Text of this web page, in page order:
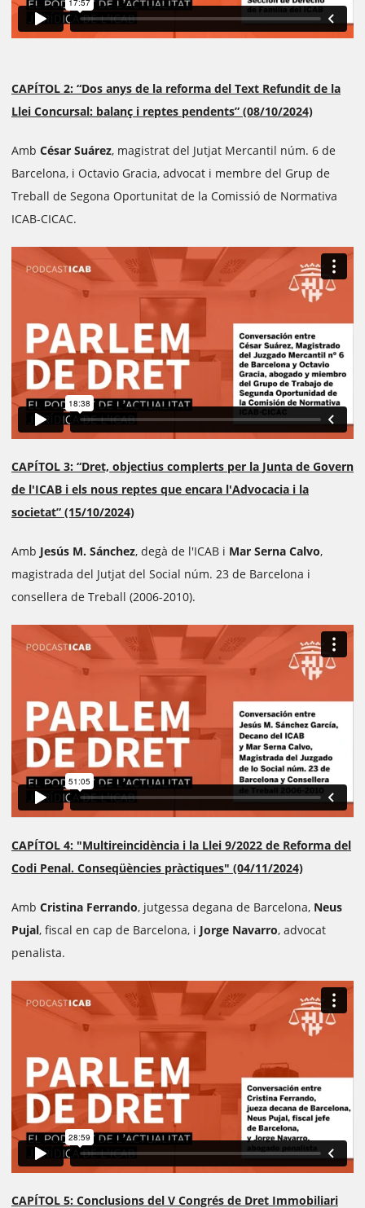
CAPÍTOL 2: “Dos anys de la reforma del Text Refundit de la
Llei Concursal: balanç i reptes pendents” (08/10/2024)
Amb César Suárez, magistrat del Jutjat Mercantil núm. 6 de
Barcelona, ​​i Octavio Gracia, advocat i membre del Grup de
Treball de Segona Oportunitat de la Comissió de Normativa
ICAB-CICAC.
CAPÍTOL 3: “Dret, objectius complerts per la Junta de Govern
de l'ICAB i els nous reptes que encara l'Advocacia i la
societat” (15/10/2024)
Amb Jesús M. Sánchez, degà de l'ICAB i Mar Serna Calvo,
magistrada del Jutjat del Social núm. 23 de Barcelona i
consellera de Treball (2006-2010).
CAPÍTOL 4: "Multireincidència i la Llei 9/2022 de Reforma del
Codi Penal. Conseqüències pràctiques" (04/11/2024)
Amb Cristina Ferrando, jutgessa degana de Barcelona, Neus
Pujal, fiscal en cap de Barcelona, i Jorge Navarro, advocat
penalista.
CAPÍTOL 5: Conclusions del V Congrés de Dret Immobiliari